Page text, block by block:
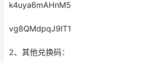
k4uya6mAHnM5
vg8QMdpqJ9IT1
2、其他兑换码：